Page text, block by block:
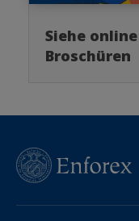
Siehe
Broschüren